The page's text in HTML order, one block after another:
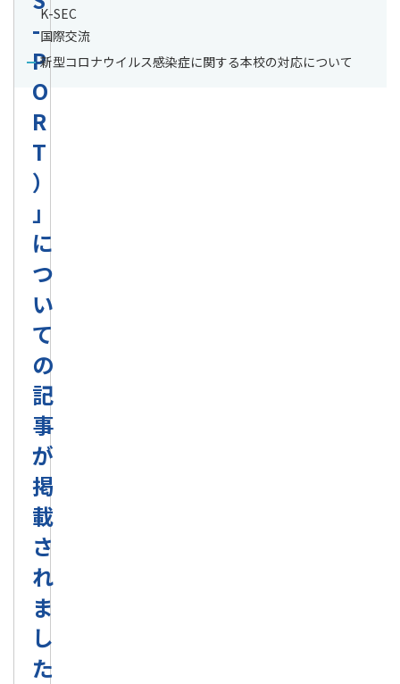
-
P
O
R
T
）
」
に
つ
い
て
の
記
事
が
掲
載
さ
れ
ま
し
た
K-SEC
国際交流
新型コロナウイルス感染症に関する本校の対応について